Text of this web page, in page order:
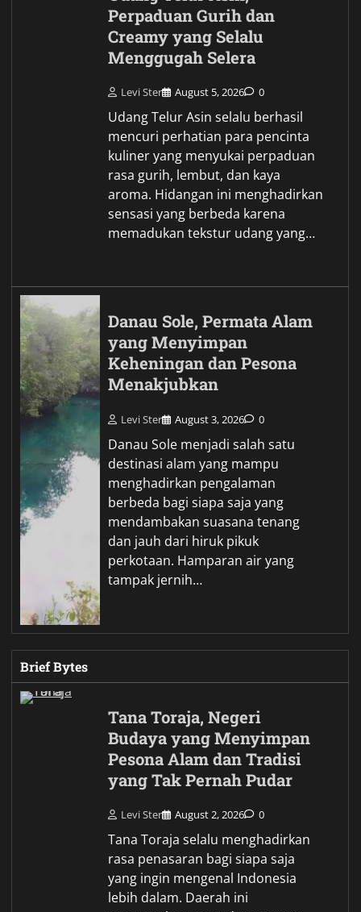
Perpaduan Gurih dan
Creamy yang Selalu
Menggugah Selera
Levi Ster August 5, 2026 0
Udang Telur Asin selalu berhasil
mencuri perhatian para pencinta
kuliner yang menyukai perpaduan
rasa gurih, lembut, dan kaya
aroma. Hidangan ini menghadirkan
sensasi yang berbeda karena
memadukan tekstur udang yang…
Danau Sole, Permata Alam
yang Menyimpan
Keheningan dan Pesona
Menakjubkan
Levi Ster August 3, 2026 0
Danau Sole menjadi salah satu
destinasi alam yang mampu
menghadirkan pengalaman
berbeda bagi siapa saja yang
mendambakan suasana tenang
dan jauh dari hiruk pikuk
perkotaan. Hamparan air yang
tampak jernih…
Brief Bytes
Tana Toraja, Negeri
Budaya yang Menyimpan
Pesona Alam dan Tradisi
yang Tak Pernah Pudar
Levi Ster August 2, 2026 0
Tana Toraja selalu menghadirkan
rasa penasaran bagi siapa saja
yang ingin mengenal Indonesia
lebih dalam. Daerah ini